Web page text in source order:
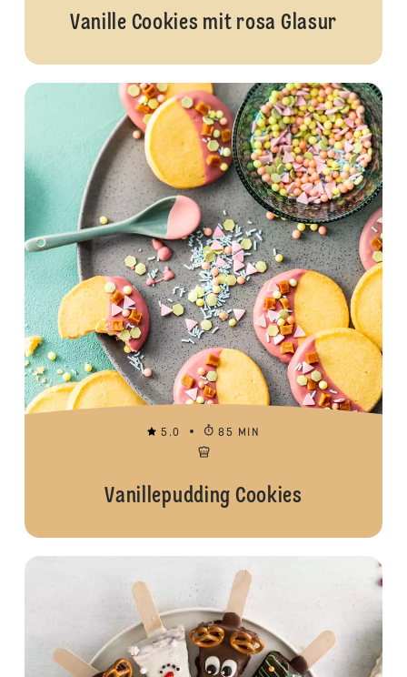
Vanille Cookies mit rosa Glasur
5.0 85 MIN
Vanillepudding Cookies